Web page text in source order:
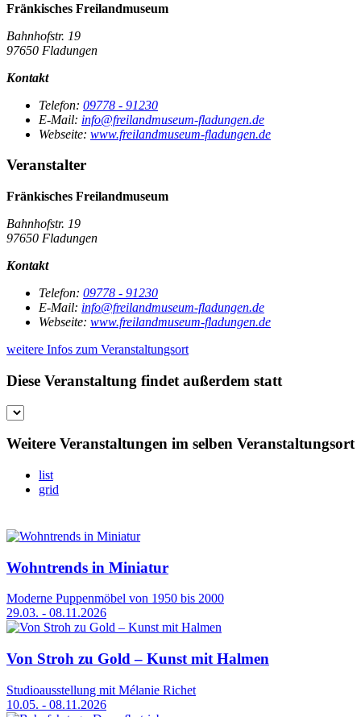
Fränkisches Freilandmuseum
Bahnhofstr. 19
97650 Fladungen
Kontakt
Telefon: 09778 - 91230
E-Mail: info@freilandmuseum-fladungen.de
Webseite: www.freilandmuseum-fladungen.de
Veranstalter
Fränkisches Freilandmuseum
Bahnhofstr. 19
97650 Fladungen
Kontakt
Telefon: 09778 - 91230
E-Mail: info@freilandmuseum-fladungen.de
Webseite: www.freilandmuseum-fladungen.de
weitere Infos zum Veranstaltungsort
Diese Veranstaltung findet außerdem statt
Weitere Veranstaltungen im selben Veranstaltungsort
list
grid
Wohntrends in Miniatur
Moderne Puppenmöbel von 1950 bis 2000
29.03. - 08.11.2026
Von Stroh zu Gold – Kunst mit Halmen
Studioausstellung mit Mélanie Richet
10.05. - 08.11.2026